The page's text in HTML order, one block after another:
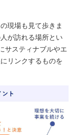
現場も見て歩きま
が訪れる場所とい
サスティナブルやエ
リンクするものを